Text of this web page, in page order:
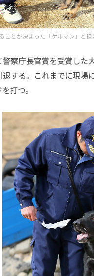
ことが決まった「ゲルマン」と
察庁長官賞を受賞した
する。これまでに現場
打つ。